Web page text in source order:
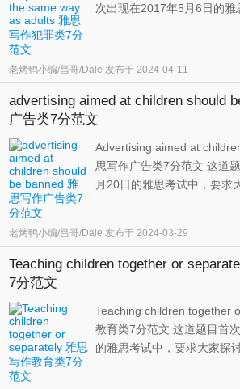
次出现在2017年5月6日的
罪刑一致上；而如果认为不
的无限可能和目前认知能力
老烤鸭小编/昌哥/Dale 发布于 2024-04-11
advertising aimed at children should
广告类7分范文
Advertising aimed at
思写作广告类7分范文 这道
月20日的雅思考试中，要求
及孩子缺乏独立的判断能力
同意的话，我们可以说说广
老烤鸭小编/昌哥/Dale 发布于 2024-03-29
Teaching children together or
7分范文
Teaching children together
教育类7分范文 这道题目首
的雅思考试中，要求大家探